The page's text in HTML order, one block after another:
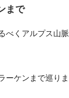
まで
べくアルプス山脈
ーケンまで巡りま